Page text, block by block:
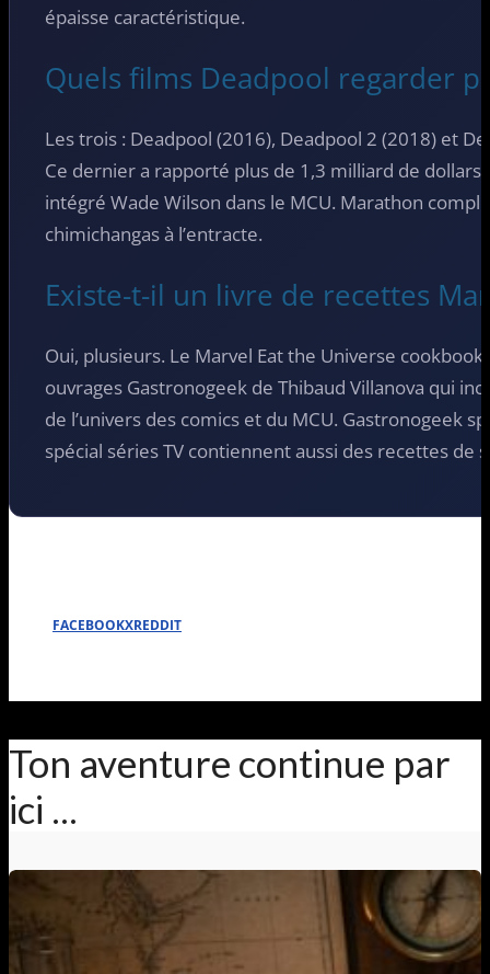
épaisse caractéristique.
Quels films Deadpool regarder
Les trois : Deadpool (2016), Deadpool 2 (2018) et
Ce dernier a rapporté plus de 1,3 milliard de
intégré Wade Wilson dans le MCU. Marathon
chimichangas à l’entracte.
Existe-t-il un livre de recettes
Oui, plusieurs. Le Marvel Eat the Universe
ouvrages Gastronogeek de Thibaud Villanova qui
de l’univers des comics et du MCU. Gastronogeek
spécial séries TV contiennent aussi des recettes de
FACEBOOKXREDDIT
Ton aventure continue par
ici ...